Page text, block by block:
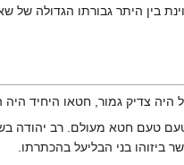
בין היתר גבורתו הגדולה
היה צדיק גמור, חטאו היחיד
טעם חטא מעולם. רב יהודה
ביזוהו בני הבליעל בהכתרתו.